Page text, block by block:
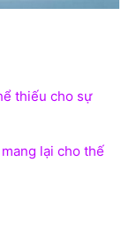
thiếu cho sự
lại cho thế